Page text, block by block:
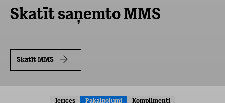
Skatīt saņemto MMS
Skatīt MMS
Ierīces Pakalpojumi Komplimenti